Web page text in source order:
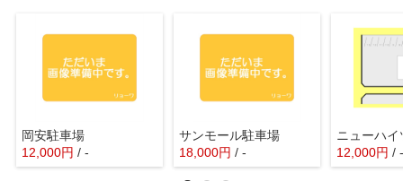
岡安駐車場
12,000円 / -
サンモール駐車場
18,000円 / - 12,000円 / -